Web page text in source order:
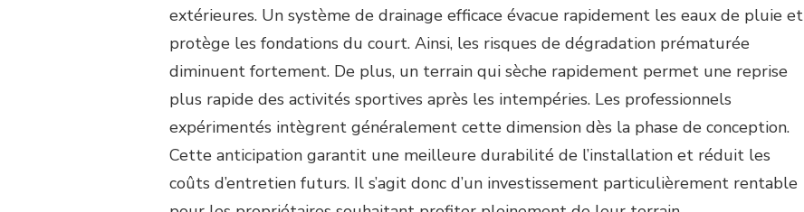
extérieures. Un système de drainage efficace évacue rapidement les eaux de pluie et
protège les fondations du court. Ainsi, les risques de dégradation prématurée
diminuent fortement. De plus, un terrain qui sèche rapidement permet une reprise
plus rapide des activités sportives après les intempéries. Les professionnels
expérimentés intègrent généralement cette dimension dès la phase de conception.
Cette anticipation garantit une meilleure durabilité de l’installation et réduit les
coûts d’entretien futurs. Il s’agit donc d’un investissement particulièrement rentable